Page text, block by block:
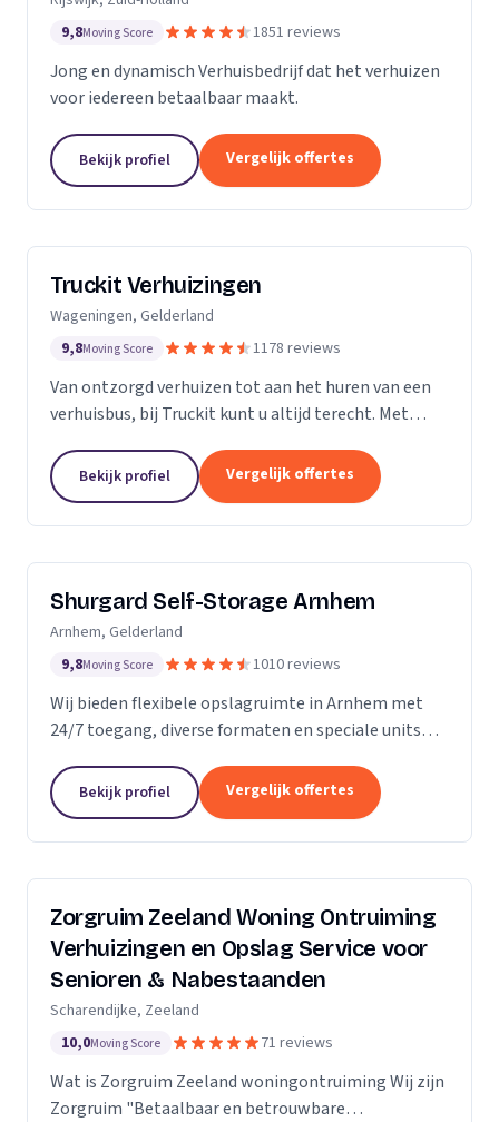
9,8Moving Score 1851 reviews
Jong en dynamisch Verhuisbedrijf dat het verhuizen
voor iedereen betaalbaar maakt.
Bekijk profiel Vergelijk offertes
Truckit Verhuizingen
Wageningen, Gelderland
9,8Moving Score 1178 reviews
Van ontzorgd verhuizen tot aan het huren van een
verhuisbus, bij Truckit kunt u altijd terecht. Met
klanten geholpen door heel Nederland.
Bekijk profiel Vergelijk offertes
Shurgard Self-Storage Arnhem
Arnhem, Gelderland
9,8Moving Score 1010 reviews
Wij bieden flexibele opslagruimte in Arnhem met
24/7 toegang, diverse formaten en speciale units
opslag.Bekijk profiel Vergelijk offertes
Zorgruim Zeeland Woning Ontruiming
Verhuizingen en Opslag Service voor
Senioren & Nabestaanden
Scharendijke, Zeeland
10,0Moving Score 71 reviews
Wat is Zorgruim Zeeland woningontruiming Wij zijn
Zorgruim "Betaalbaar en betrouwbare